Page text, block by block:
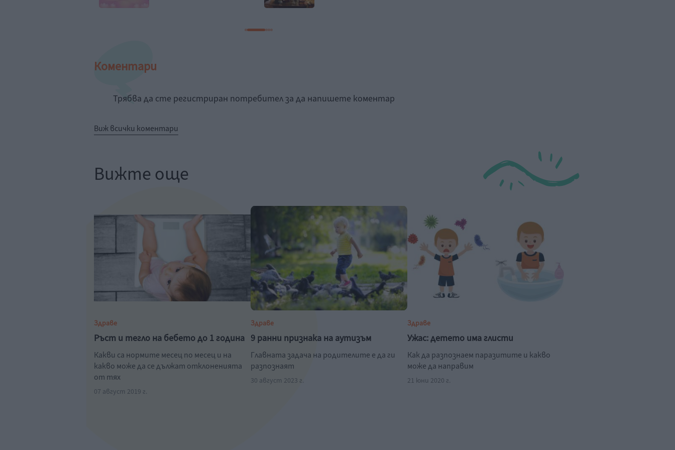
Коментари
Трябва да сте регистриран потребител за да напишете коментар
Виж всички коментари
Вижте още
Здраве
Ръст и тегло на бебето до 1 година
Какви са нормите месец по месец и на
какво може да се дължат отклоненията
от тях
07 август 2019 г.
Здраве
9 ранни признака на аутизъм
Главната задача на родителите е да ги
разпознаят
30 август 2023 г.
Здраве
Ужас: детето има глисти
Как да разпознаем паразитите и какво
може да направим
21 юни 2020 г.